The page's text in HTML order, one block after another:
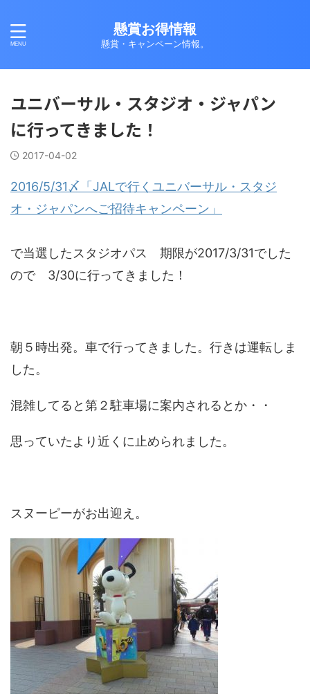
懸賞お得情報
懸賞・キャンペーン情報。
ユニバーサル・スタジオ・ジャパン
に行ってきました！
2017-04-02
2016/5/31〆「JALで行くユニバーサル・スタジ
オ・ジャパンへご招待キャンペーン」
で当選したスタジオパス 期限が2017/3/31でした
ので 3/30に行ってきました！
朝５時出発。車で行ってきました。行きは運転しま
した。
混雑してると第２駐車場に案内されるとか・・
思っていたより近くに止められました。
スヌーピーがお出迎え。